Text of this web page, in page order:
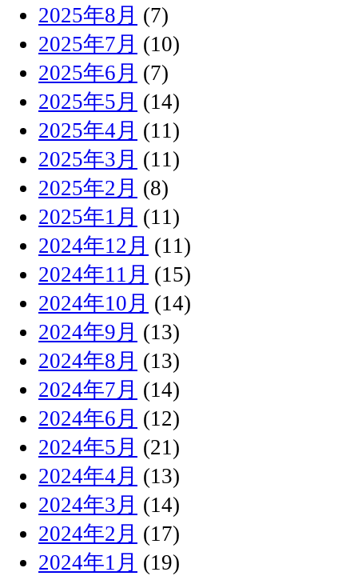
2025年8月 (7)
2025年7月 (10)
2025年6月 (7)
2025年5月 (14)
2025年4月 (11)
2025年3月 (11)
2025年2月 (8)
2025年1月 (11)
2024年12月 (11)
2024年11月 (15)
2024年10月 (14)
2024年9月 (13)
2024年8月 (13)
2024年7月 (14)
2024年6月 (12)
2024年5月 (21)
2024年4月 (13)
2024年3月 (14)
2024年2月 (17)
2024年1月 (19)